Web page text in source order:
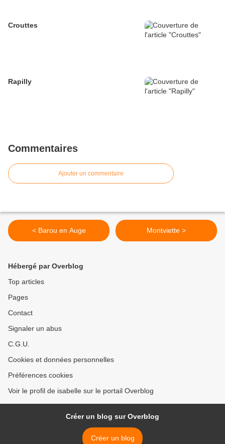
Crouttes
Rapilly
Commentaires
Ajouter un commentaire
< Barou en Auge Montviette >
Hébergé par Overblog
Top articles
Pages
Contact
Signaler un abus
C.G.U.
Cookies et données personnelles
Préférences cookies
Voir le profil de isabelle sur le portail Overblog
Créer un blog sur Overblog
Créer un blog